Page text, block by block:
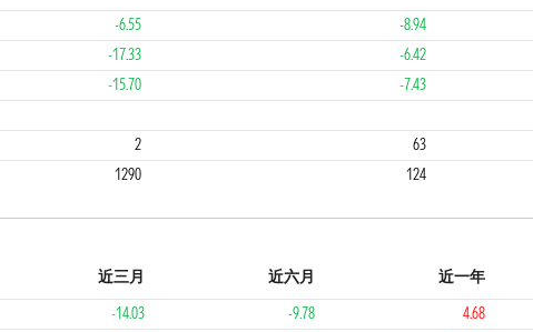
-6.55 -8.94
-17.33 -6.42
-15.70 -7.43
3 2
2 63
1290 124
近三月 近六月 近一年
-14.03 -9.78 4.68